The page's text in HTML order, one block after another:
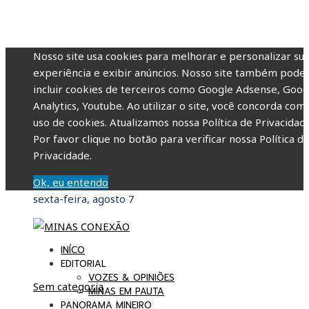
Nosso site usa cookies para melhorar e personalizar sua
experiência e exibir anúncios. Nosso site também pode
incluir cookies de terceiros como Google Adsense,
Analytics, Youtube. Ao utilizar o site, você concorda com
uso de cookies. Atualizamos nossa Política de
Por favor clique no botão para verificar nossa Política de
Privacidade.
Ok, eu entendo
sexta-feira, agosto 7
INÍCO
EDITORIAL
VOZES & OPINIÕES
MINAS EM PAUTA
PANORAMA MINEIRO
Sem categoria